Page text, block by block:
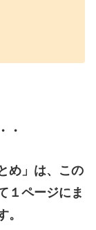
・
め」は、この
１ページにま
。